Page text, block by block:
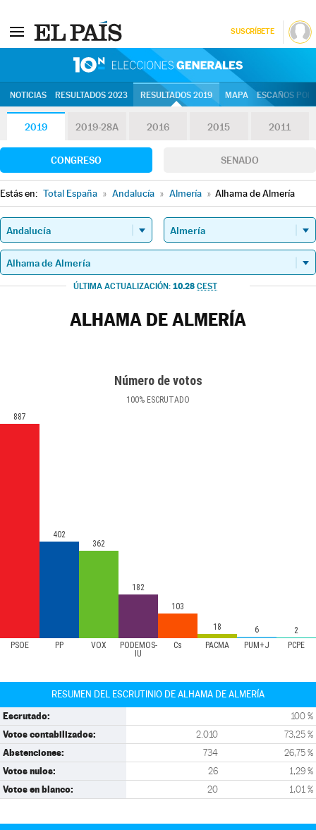
SUSCRÍBETE
NOTICIAS RESULTADOS 2023 RESULTADOS 2019 MAPA ESCAÑOS
2019 2019-28A 2016 2015 2011
CONGRESO SENADO
Estás en: Total España » Andalucía » Almería » Alhama de Almería
ÚLTIMA ACTUALIZACIÓN: 10.28 CEST
ALHAMA DE ALMERÍA
Número de votos
100% ESCRUTADO
PSOE PP VOX
PODEMOS-
IU
Cs PACMA PUM+J PCPE
887
402
362
182
103
18 6 2
RESUMEN DEL ESCRUTINIO DE ALHAMA DE ALMERÍA
Escrutado: 100 %
Votos contabilizados: 2.010 73,25 %
Abstenciones: 734 26,75 %
Votos nulos: 26 1,29 %
Votos en blanco: 20 1,01 %